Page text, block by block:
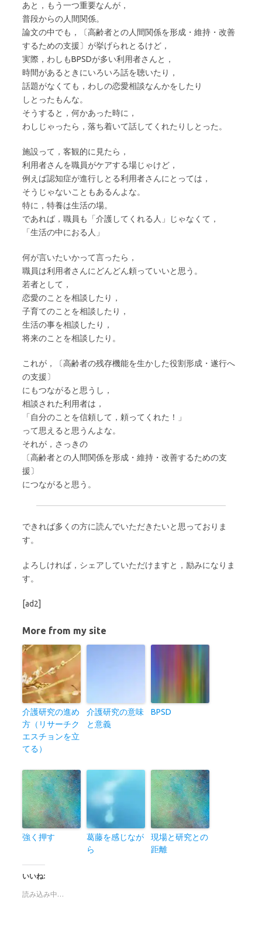
あと，もう一つ重要なんが，
普段からの人間関係。
論文の中でも，〔高齢者との人間関係を形成・維持・改善
するための支援〕が挙げられとるけど，
実際，わしもBPSDが多い利用者さんと，
時間があるときにいろいろ話を聴いたり，
話題がなくても，わしの恋愛相談なんかをしたり
しとったもんな。
そうすると，何かあった時に，
わしじゃったら，落ち着いて話してくれたりしとった。
施設って，客観的に見たら，
利用者さんを職員がケアする場じゃけど，
例えば認知症が進行しとる利用者さんにとっては，
そうじゃないこともあるんよな。
特に，特養は生活の場。
であれば，職員も「介護してくれる人」じゃなくて，
「生活の中におる人」
何が言いたいかって言ったら，
職員は利用者さんにどんどん頼っていいと思う。
若者として，
恋愛のことを相談したり，
子育てのことを相談したり，
生活の事を相談したり，
将来のことを相談したり。
これが，〔高齢者の残存機能を生かした役割形成・遂行へ
の支援〕
にもつながると思うし，
相談された利用者は，
「自分のことを信頼して，頼ってくれた！」
って思えると思うんよな。
それが，さっきの
〔高齢者との人間関係を形成・維持・改善するための支
援〕
につながると思う。
できれば多くの方に読んでいただきたいと思っておりま
す。
よろしければ，シェアしていただけますと，励みになりま
す。
[ad2]
More from my site
介護研究の進め
方（リサーチク
エスチョンを立
てる）
介護研究の意味
と意義
BPSD
強く押す
葛藤を感じなが
ら
現場と研究との
距離
いいね:
読み込み中…